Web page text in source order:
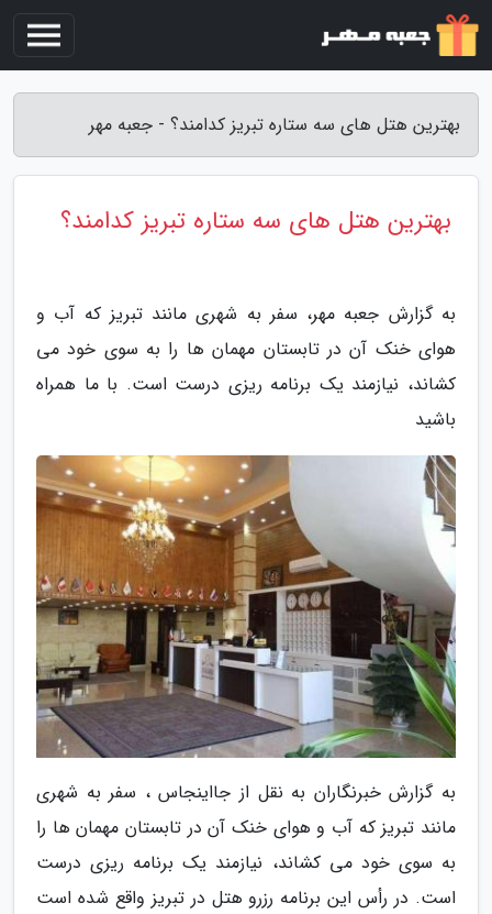
بهترین هتل های سه ستاره تبریز کدامند؟ - جعبه مهر
بهترین هتل های سه ستاره تبریز کدامند؟
به گزارش جعبه مهر، سفر به شهری مانند تبریز که آب و
هوای خنک آن در تابستان مهمان ها را به سوی خود می
کشاند، نیازمند یک برنامه ریزی درست است. با ما همراه
باشید
به گزارش خبرنگاران به نقل از جااینجاس ، سفر به شهری
مانند تبریز که آب و هوای خنک آن در تابستان مهمان ها را
به سوی خود می کشاند، نیازمند یک برنامه ریزی درست
است. در رأس این برنامه رزرو هتل در تبریز واقع شده است